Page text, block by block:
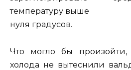
температуру выше
нуля градусов.
Что могло бы
холода не вытеснили